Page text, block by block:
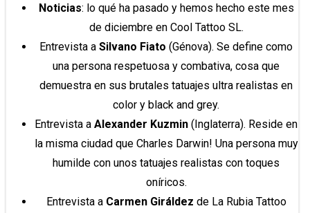
Noticias: lo qué ha pasado y hemos hecho este mes
de diciembre en Cool Tattoo SL.
Entrevista a Silvano Fiato (Génova). Se define como
una persona respetuosa y combativa, cosa que
demuestra en sus brutales tatuajes ultra realistas en
color y black and grey.
Entrevista a Alexander Kuzmin (Inglaterra). Reside en
la misma ciudad que Charles Darwin! Una persona muy
humilde con unos tatuajes realistas con toques
oníricos.
Entrevista a Carmen Giráldez de La Rubia Tattoo